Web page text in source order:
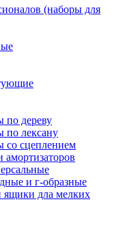
(наборы для
по дереву
по лексану
со сцеплением
амортизаторов
и г-образные
ящики дла мелких